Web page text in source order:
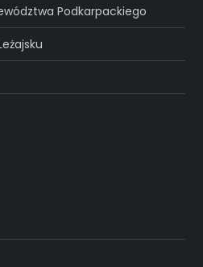
Podkarpackiego